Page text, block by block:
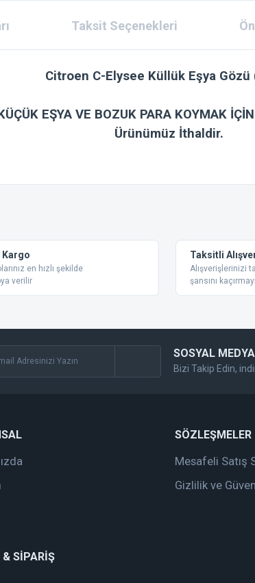
Taksit Seçenekleri
Citroen C-Elysee Küllük Eşya Gözü
EŞYA VE BOZUK PARA KOYMAK
Ürünümüz İthaldir.
Kargo
en hızlı şekilde
verilir
Taksitli
Alışverişlerinizi
şansını
SOSYAL
Bizi Takip Edin,
SÖZLEŞMELER
Mesafeli Satış
Gizlilik ve
& SİPARİŞ